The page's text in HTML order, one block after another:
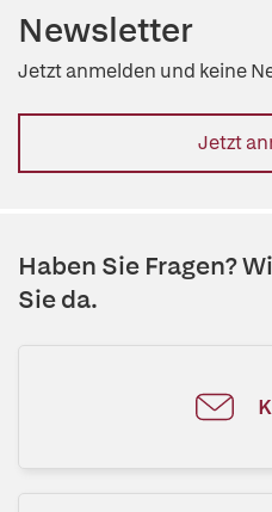
Newsletter
Jetzt anmelden und keine
Jetzt
Haben Sie Fragen?
Sie da.